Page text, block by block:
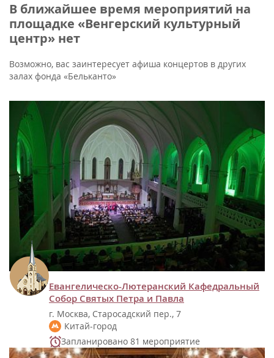
В ближайшее время мероприятий на
площадке «Венгерский культурный
центр» нет
Возможно, вас заинтересует афиша концертов в других
залах фонда «Бельканто»
Евангелическо-Лютеранский Кафедральный
Собор Святых Петра и Павла
г. Москва, Старосадский пер., 7
Китай-город
Запланировано 81 мероприятие